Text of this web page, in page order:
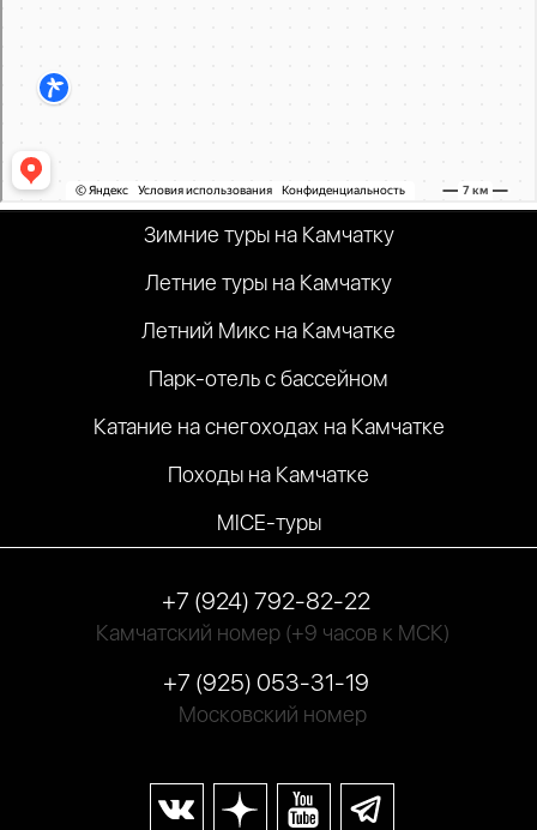
Зимние туры на Камчатку
Летние туры на Камчатку
Летний Микс на Камчатке
Парк-отель с бассейном
Катание на снегоходах на Камчатке
Походы на Камчатке
MICE-туры
+7 (924) 792-82-22
Камчатский номер (+9 часов к МСК)
+7 (925) 053-31-19
Московский номер